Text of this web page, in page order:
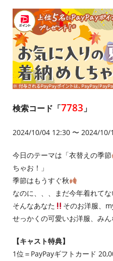
検索コード「7783 」
2024/10/04 12:30 〜 2024/10/
今日のテーマは「衣替えの季節
ちゃお！」
季節はもうすぐ秋
なのに、、、まだ今年着れて
そんなあなた
そのお洋服、
せっかくの可愛いお洋服、み
【キャスト特典】
1位＝PayPayギフトカード